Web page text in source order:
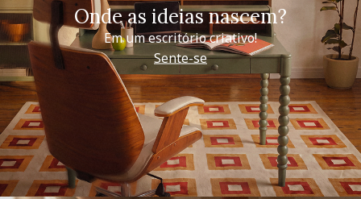
Onde as ideias nascem?
Em um escritório criativo!
Sente-se